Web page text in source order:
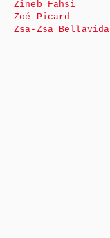
Zineb Fahsi
Zoé Picard
Zsa-Zsa Bellavida